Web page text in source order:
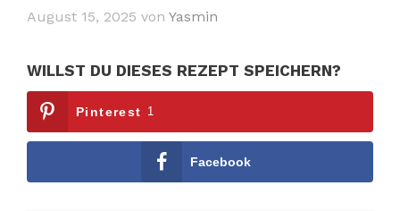
August 15, 2025 vonYasmin
WILLST DU DIESES REZEPT SPEICHERN?
Pinterest 1
Facebook